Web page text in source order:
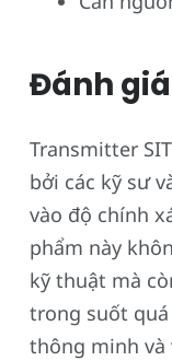
Đánh
Transmitter
bởi các kỹ sư
vào độ chính
phẩm này
kỹ thuật mà
trong suốt
thông minh và